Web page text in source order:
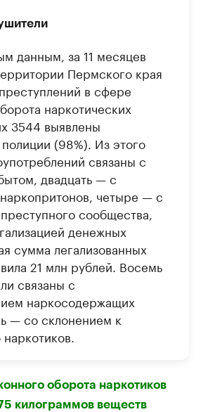
данным, за 11 месяцев
Пермского края
в сфере
наркотических
3544 выявлены
(98%). Из этого
связаны с
двадцать — с
четыре — с
сообщества,
денежных
сумма легализованных
21 млн рублей. Восемь
связаны с
наркосодержащих
— со склонением к
оборота наркотиков
килограммов веществ